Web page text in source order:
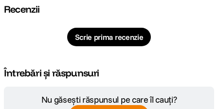
Recenzii
Scrie prima recenzie
Întrebări și răspunsuri
Nu găsești răspunsul pe care îl cauți?